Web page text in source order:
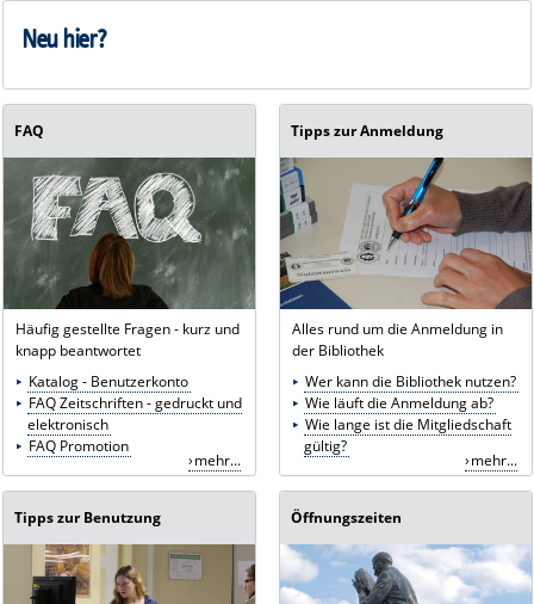
Neu hier?
FAQ
Häufig gestellte Fragen - kurz und
knapp beantwortet
Katalog - Benutzerkonto
FAQ Zeitschriften - gedruckt und
elektronisch
FAQ Promotion
mehr...
Tipps zur Anmeldung
Alles rund um die Anmeldung in
der Bibliothek
Wer kann die Bibliothek nutzen?
Wie läuft die Anmeldung ab?
Wie lange ist die Mitgliedschaft
gültig?
mehr...
Tipps zur Benutzung Öffnungszeiten